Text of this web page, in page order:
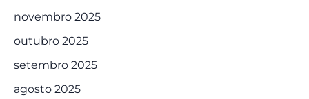
novembro 2025
outubro 2025
setembro 2025
agosto 2025